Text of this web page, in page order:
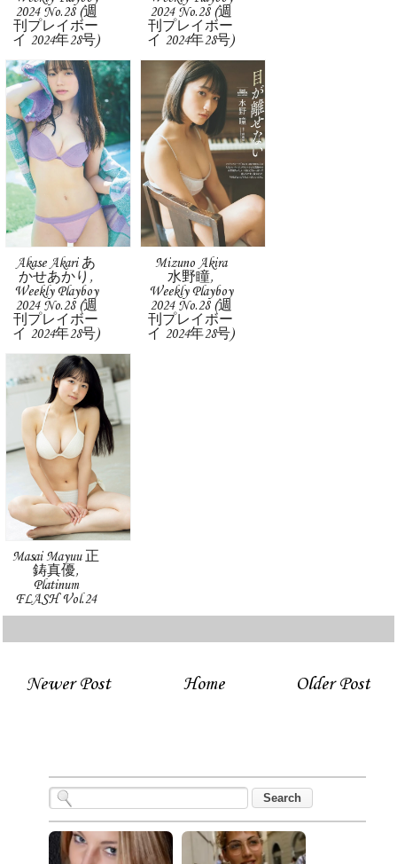
2024 No.28 (週
刊プレイボー
イ 2024年28号)
2024 No.28 (週
刊プレイボー
イ 2024年28号)
Akase Akari あ
かせあかり,
Weekly Playboy
2024 No.28 (週
刊プレイボー
イ 2024年28号)
Mizuno Akira
水野瞳,
Weekly Playboy
2024 No.28 (週
刊プレイボー
イ 2024年28号)
Masai Mayuu 正
鋳真優,
Platinum
FLASH Vol.24
Newer Post Older Post
Home